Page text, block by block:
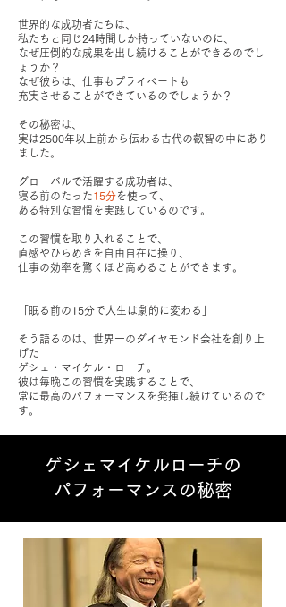
世界的な成功者たちは、
私たちと同じ24時間しか持っていないのに、
なぜ圧倒的な成果を出し続けることができるのでし
ょうか？
なぜ彼らは、仕事もプライベートも
充実させることができているのでしょうか？
その秘密は、
実は2500年以上前から伝わる古代の叡智の中にあり
ました。
グローバルで活躍する成功者は、
寝る前のたった15分を使って、
ある特別な習慣を実践しているのです。
この習慣を取り入れることで、
直感やひらめきを自由自在に操り、
仕事の効率を驚くほど高めることができます。
「眠る前の15分で人生は劇的に変わる」
そう語るのは、世界一のダイヤモンド会社を創り上
げた
ゲシェ・マイケル・ローチ。
彼は毎晩この習慣を実践することで、
常に最高のパフォーマンスを発揮し続けているので
す。
ゲシェマイケルローチの
パフォーマンス​の秘密